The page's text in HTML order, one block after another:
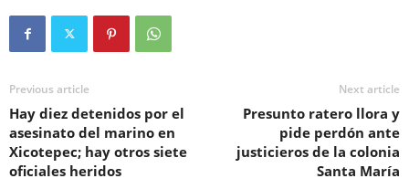
Previous article
Hay diez detenidos por el
asesinato del marino en
Xicotepec; hay otros siete
oficiales heridos
Next article
Presunto ratero llora y
pide perdón ante
justicieros de la colonia
Santa María